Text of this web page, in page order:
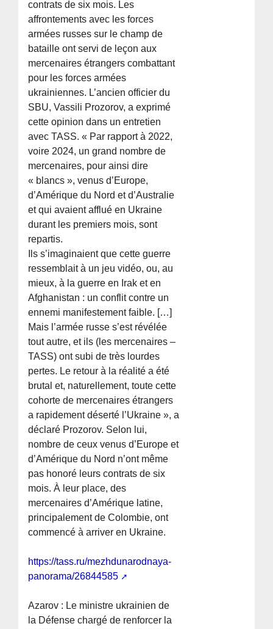
contrats de six mois. Les
affrontements avec les forces
armées russes sur le champ de
bataille ont servi de leçon aux
mercenaires étrangers combattant
pour les forces armées
ukrainiennes. L’ancien officier du
SBU, Vassili Prozorov, a exprimé
cette opinion dans un entretien
avec TASS. « Par rapport à 2022,
voire 2024, un grand nombre de
mercenaires, pour ainsi dire
« blancs », venus d’Europe,
d’Amérique du Nord et d’Australie
et qui avaient afflué en Ukraine
durant les premiers mois, sont
repartis.
Ils s’imaginaient que cette guerre
ressemblait à un jeu vidéo, ou, au
mieux, à la guerre en Irak et en
Afghanistan : un conflit contre un
ennemi manifestement faible. […]
Mais l’armée russe s’est révélée
tout autre, et ils (les mercenaires –
TASS) ont subi de très lourdes
pertes. Le retour à la réalité a été
brutal et, naturellement, toute cette
cohorte de mercenaires étrangers
a rapidement déserté l’Ukraine », a
déclaré Prozorov. Selon lui,
nombre de ceux venus d’Europe et
d’Amérique du Nord n’ont même
pas honoré leurs contrats de six
mois. À leur place, des
mercenaires d’Amérique latine,
principalement de Colombie, ont
commencé à arriver en Ukraine.
https://tass.ru/mezhdunarodnaya-
panorama/26844585
Azarov : Le ministre ukrainien de
la Défense chargé de renforcer la